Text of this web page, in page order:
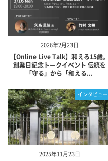
2026年2月23日
【Online Live Talk】和える15歳。
創業日記念トークイベント 伝統を
「守る」から「和える...
2025年11月23日
インタビュー